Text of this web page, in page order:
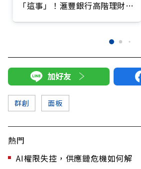
「這事」！滙豐銀行高階理財４
加好友
群創 面板
熱門
AI權限失控，供應鏈危機如何解